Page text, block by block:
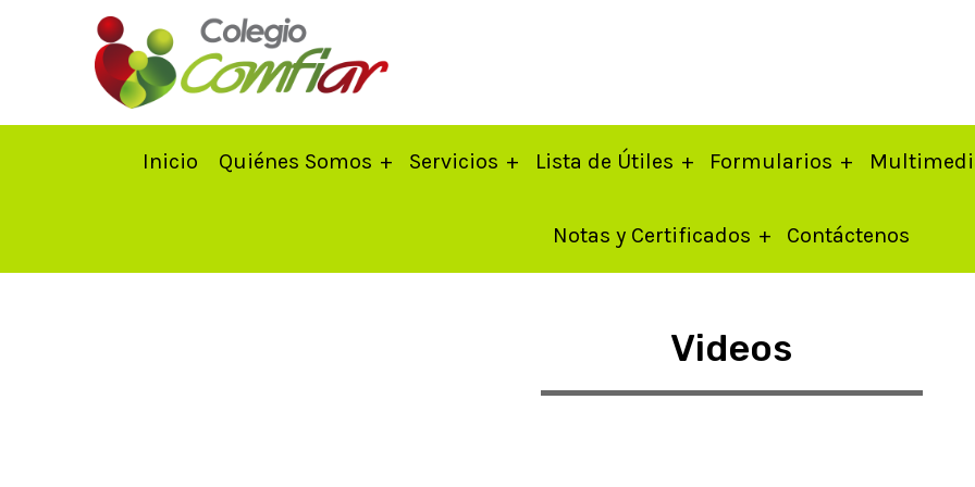
Inicio Quiénes Somos Servicios Lista de Útiles Formularios
Notas y Certificados Contáctenos
Videos